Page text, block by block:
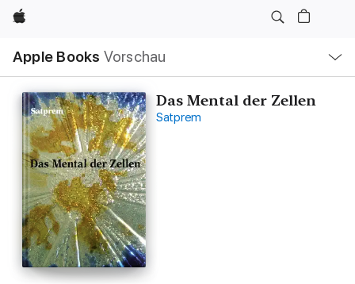
Apple
Apple Books Vorschau
Navigation
Menü
öffnen
Das Mental der Zellen
Satprem